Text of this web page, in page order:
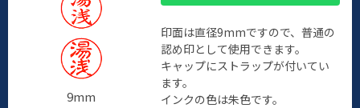
9mm
印面は直径9mmですので、普通の
認め印として使用できます。
キャップにストラップが付いてい
ます。
インクの色は朱色です。